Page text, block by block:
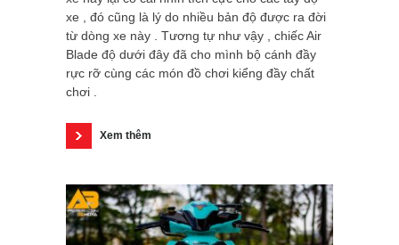
xe , đó cũng là lý do nhiều bản độ được ra đời
từ dòng xe này . Tương tự như vậy , chiếc Air
Blade độ dưới đây đã cho mình bộ cánh đầy
rực rỡ cùng các món đồ chơi kiểng đầy chất
chơi .
Xem thêm